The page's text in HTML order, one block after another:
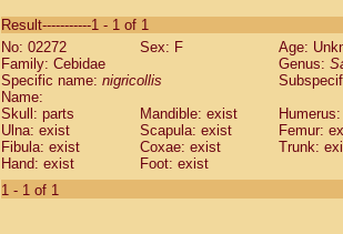
CebidaeSaguinus labiatus(0)
Cebidae Saguinus leucopus (0)
Cebidae
CebidaeSaguinus mystax
Cebidae Saguinus nigricollis (1)
Cebidae Saguinus oedipus
Cebidae Saguinus weddelli
Cebidae Saguinusspp.
Cebidae
Result-----------1 - 1 of 1
No: 02272
Sex: F
Age:
Family: Cebidae
Genus:
Specific name: nigricollis
Name:
Skull: parts
Mandible: exist
Ulna: exist
Scapula: exist
Femur:
Fibula: exist
Coxae: exist
Trunk:
Hand: exist
Foot: exist
1 - 1 of 1